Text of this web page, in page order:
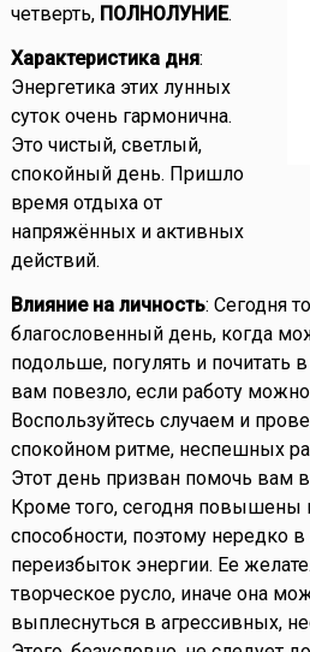
четверть, ПОЛНОЛУНИЕ.
Характеристика дня:
Энергетика этих лунных
суток очень гармонична.
Это чистый, светлый,
спокойный день. Пришло
время отдыха от
напряжённых и активных
действий.
Влияние на личность: Сегодня
благословенный день, когда
подольше, погулять и почитать
вам повезло, если работу
Воспользуйтесь случаем и
спокойном ритме, неспешных
Этот день призван помочь вам
Кроме того, сегодня повышены
способности, поэтому нередко
переизбыток энергии. Ее
творческое русло, иначе она
выплеснуться в агрессивных,